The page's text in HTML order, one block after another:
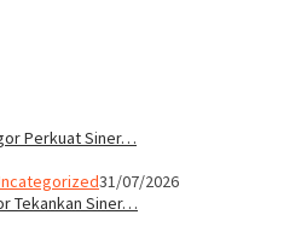
Perkuat Siner…
31/07/2026
Tekankan Siner…